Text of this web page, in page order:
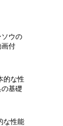
ウの
画付
的な性
基礎
な性能